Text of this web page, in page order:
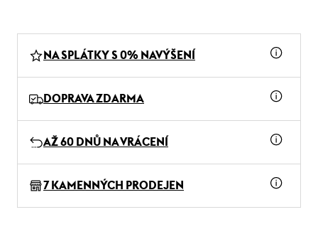
NA SPLÁTKY S 0% NAVÝŠENÍ
DOPRAVA ZDARMA
AŽ 60 DNŮ NA VRÁCENÍ
7 KAMENNÝCH PRODEJEN